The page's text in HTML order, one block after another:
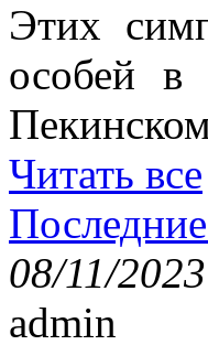
Этих
особей
Читать все
08/11/2023
admin